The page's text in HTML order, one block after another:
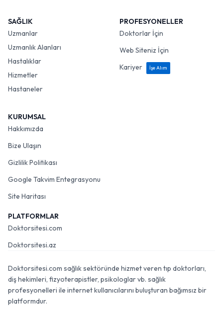
SAĞLIK
Uzmanlar
Uzmanlık Alanları
Hastalıklar
Hizmetler
Hastaneler
PROFESYONELLER
Doktorlar İçin
Web Siteniz İçin
Kariyer
İşe Alım
KURUMSAL
Hakkımızda
Bize Ulaşın
Gizlilik Politikası
Google Takvim Entegrasyonu
Site Haritası
PLATFORMLAR
Doktorsitesi.com
Doktorsitesi.az
Doktorsitesi.com sağlık sektöründe hizmet veren tıp doktorları,
diş hekimleri, fizyoterapistler, psikologlar vb. sağlık
profesyonelleri ile internet kullanıcılarını buluşturan bağımsız bir
platformdur.